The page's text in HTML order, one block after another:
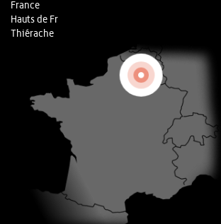
France
Hauts de Fr
Thiérache